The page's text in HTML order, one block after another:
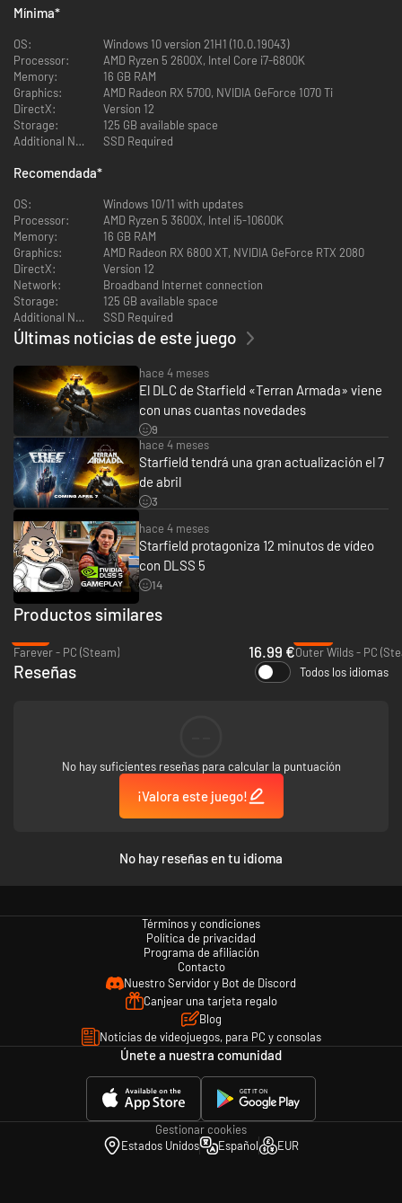
Mínima*
OS:
Windows 10 version 21H1 (10.0.19043)
Processor:
AMD Ryzen 5 2600X, Intel Core i7-6800K
Memory:
16 GB RAM
Graphics:
AMD Radeon RX 5700, NVIDIA GeForce 1070 Ti
DirectX:
Version 12
Storage:
125 GB available space
Additional Notes:
SSD Required
Recomendada*
OS:
Windows 10/11 with updates
Processor:
AMD Ryzen 5 3600X, Intel i5-10600K
Memory:
16 GB RAM
Graphics:
AMD Radeon RX 6800 XT, NVIDIA GeForce RTX 2080
DirectX:
Version 12
Network:
Broadband Internet connection
Storage:
125 GB available space
Additional Notes:
SSD Required
Últimas noticias de este juego
hace 4 meses
El DLC de Starfield «Terran Armada» viene
con unas cuantas novedades
9
hace 4 meses
Starfield tendrá una gran actualización el 7
de abril
3
hace 4 meses
Starfield protagoniza 12 minutos de vídeo
con DLSS 5
14
Productos similares
Farever - PC (Steam)
16.99 €Outer Wilds - PC
Reseñas Todos los idiomas
No hay suficientes reseñas para calcular la puntuación
¡Valora este juego!
No hay reseñas en tu idioma
Términos y condiciones
Política de privacidad
Programa de afiliación
Contacto
Nuestro Servidor y Bot de Discord
Canjear una tarjeta regalo
Blog
Noticias de videojuegos, para PC y consolas
Únete a nuestra comunidad
Gestionar cookies
Estados Unidos
Español EUR